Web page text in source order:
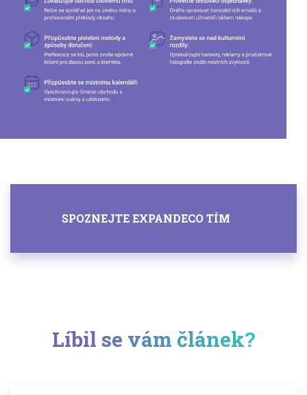
SPOZNEJTE EXPANDECO TÍM
Líbil se vám článek?